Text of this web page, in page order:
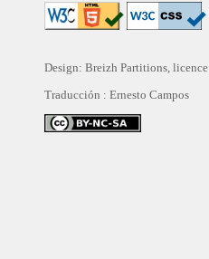
Design: Breizh Partitions, licence
Traducción : Ernesto Campos